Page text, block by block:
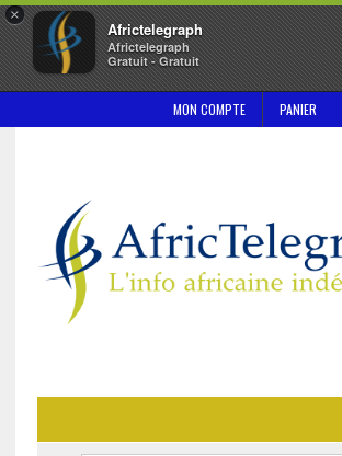
×
Africtelegraph
Africtelegraph
Gratuit - Gratuit
MON COMPTE PANIER